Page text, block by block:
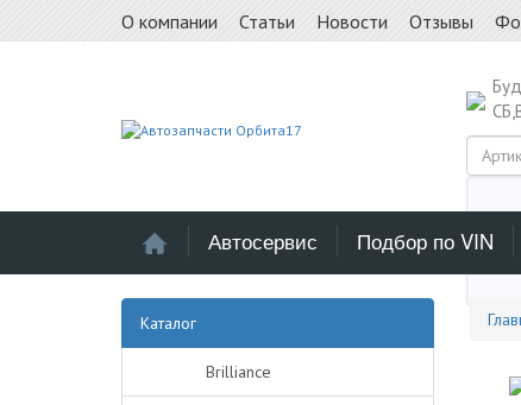
О компании Статьи Новости Отзывы
Автосервис Подбор по VIN
Каталог
Brilliance